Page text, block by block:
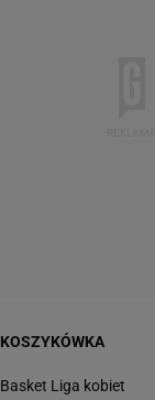
KOSZYKÓWKA
Basket Liga kobiet